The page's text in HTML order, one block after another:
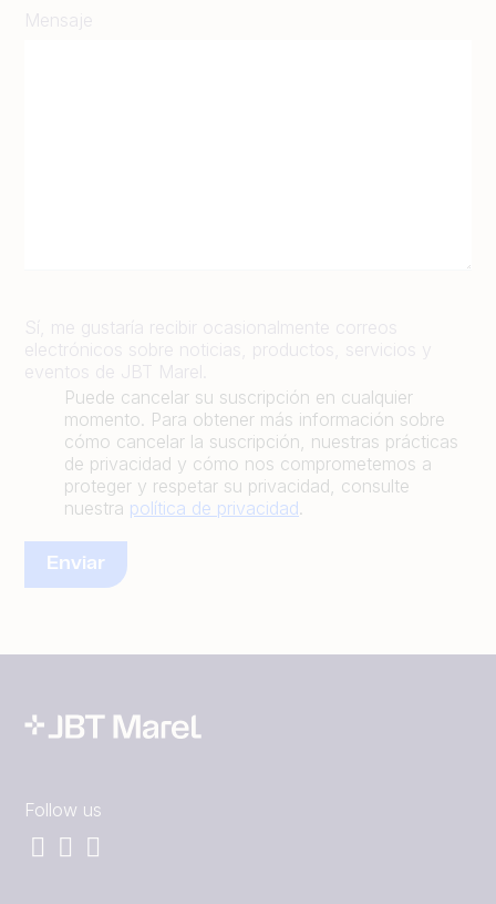
Mensaje
Sí, me gustaría recibir ocasionalmente correos
electrónicos sobre noticias, productos, servicios y
eventos de JBT Marel.
Puede cancelar su suscripción en cualquier
momento. Para obtener más información sobre
cómo cancelar la suscripción, nuestras prácticas
de privacidad y cómo nos comprometemos a
proteger y respetar su privacidad, consulte
nuestra política de privacidad.
Follow us